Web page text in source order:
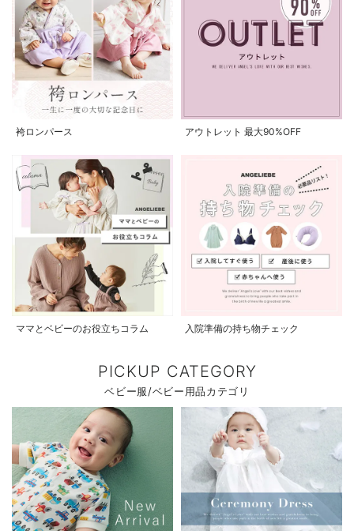
袴ロンパース アウトレット 最大90%OFF
ママとベビーのお役立ちコラム 入院準備の持ち物チェック
PICKUP CATEGORY
ベビー服/ベビー用品カテゴリ